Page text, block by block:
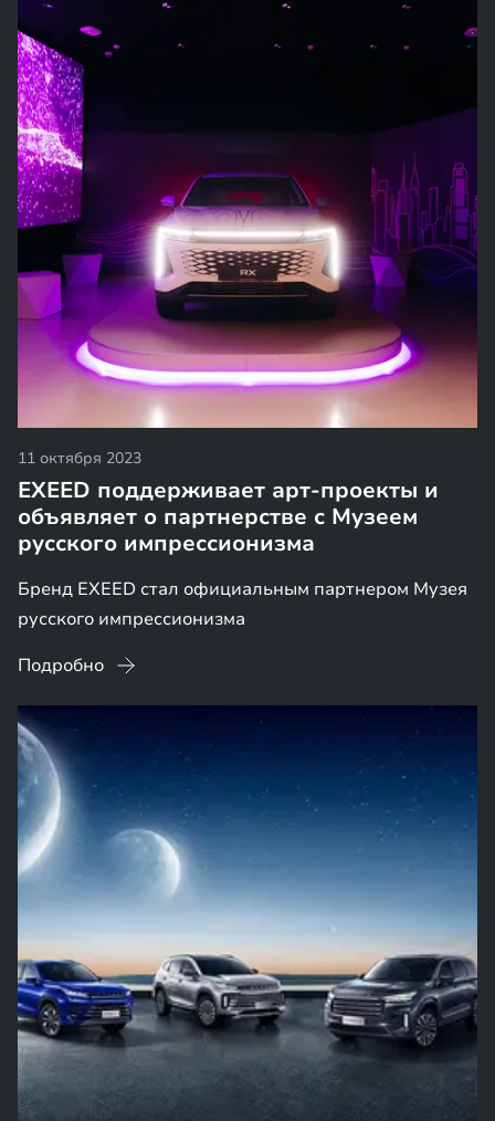
11 октября 2023
EXEED поддерживает арт-проекты и
объявляет о партнерстве с Музеем
русского импрессионизма
Бренд EXEED стал официальным партнером Музея
русского импрессионизма
Подробно